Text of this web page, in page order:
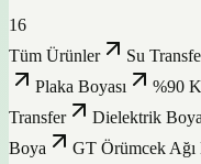
16
Tüm Ürünler
Su
Plaka Boyası
%90
Transfer
Dielektrik Boya
Boya
GT Örümcek